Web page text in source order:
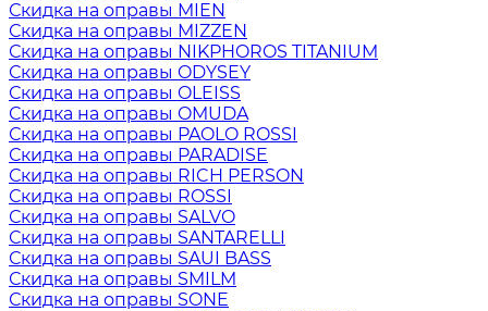
Скидка на оправы MIEN
Скидка на оправы MIZZEN
Скидка на оправы NIKPHOROS TITANIUM
Скидка на оправы ODYSEY
Скидка на оправы OLEISS
Скидка на оправы OMUDA
Скидка на оправы PAOLO ROSSI
Скидка на оправы PARADISE
Скидка на оправы RICH PERSON
Скидка на оправы ROSSI
Скидка на оправы SALVO
Скидка на оправы SANTARELLI
Скидка на оправы SAUI BASS
Скидка на оправы SMILM
Скидка на оправы SONE